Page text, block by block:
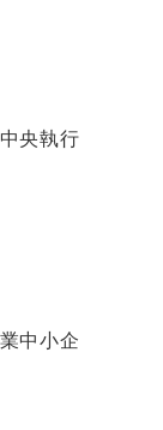
央執行
中小企